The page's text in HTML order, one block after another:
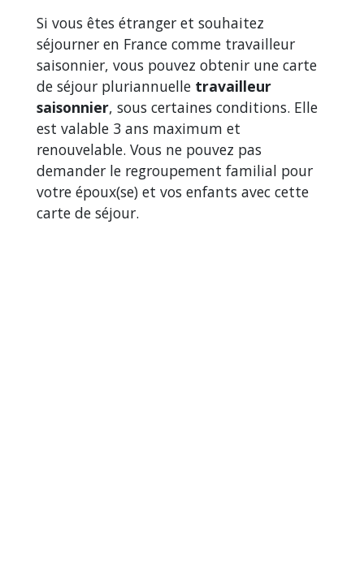
Si vous êtes étranger et souhaitez
séjourner en France comme travailleur
saisonnier, vous pouvez obtenir une carte
de séjour pluriannuelle travailleur
saisonnier, sous certaines conditions. Elle
est valable 3 ans maximum et
renouvelable. Vous ne pouvez pas
demander le regroupement familial pour
votre époux(se) et vos enfants avec cette
carte de séjour.